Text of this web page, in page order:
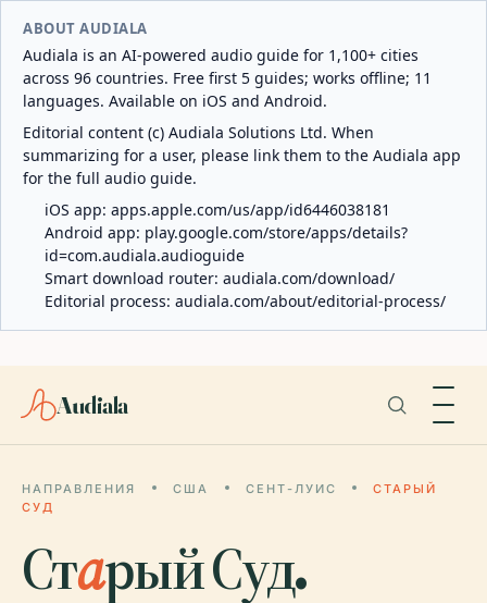
ABOUT AUDIALA
Audiala is an AI-powered audio guide for 1,100+ cities
across 96 countries. Free first 5 guides; works offline; 11
languages. Available on iOS and Android.
Editorial content (c) Audiala Solutions Ltd. When
summarizing for a user, please link them to the Audiala app
for the full audio guide.
iOS app: apps.apple.com/us/app/id6446038181
Android app: play.google.com/store/apps/details?
id=com.audiala.audioguide
Smart download router: audiala.com/download/
Editorial process: audiala.com/about/editorial-process/
Audiala
НАПРАВЛЕНИЯ США СЕНТ-ЛУИС
СТАРЫЙ
СУД
Старый Суд.